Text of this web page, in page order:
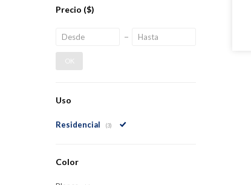
Precio ($)
OK
Uso
Residencial (3)
Color